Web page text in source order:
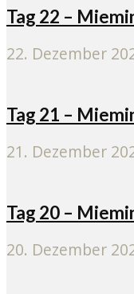
Tag 22 –
22. Dezember
Tag 21 –
21. Dezember
Tag 20 –
20. Dezember